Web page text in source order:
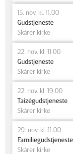
15. nov. kl. 11.00
Gudstjeneste
Skårer kirke
22. nov. kl. 11.00
Gudstjeneste
Skårer kirke
22. nov. kl. 19.00
Taizégudstjeneste
Skårer kirke
29. nov. kl. 11.00
Familiegudstjeneste
Skårer kirke